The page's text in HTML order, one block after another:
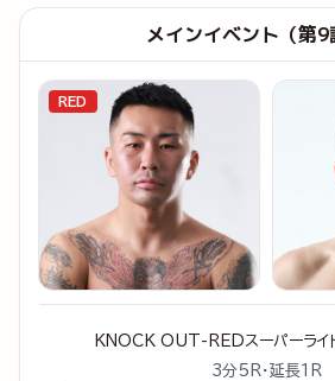
メインイベント（第9
RED
KNOCK OUT-REDスーパーライ
3分5R・延長1R